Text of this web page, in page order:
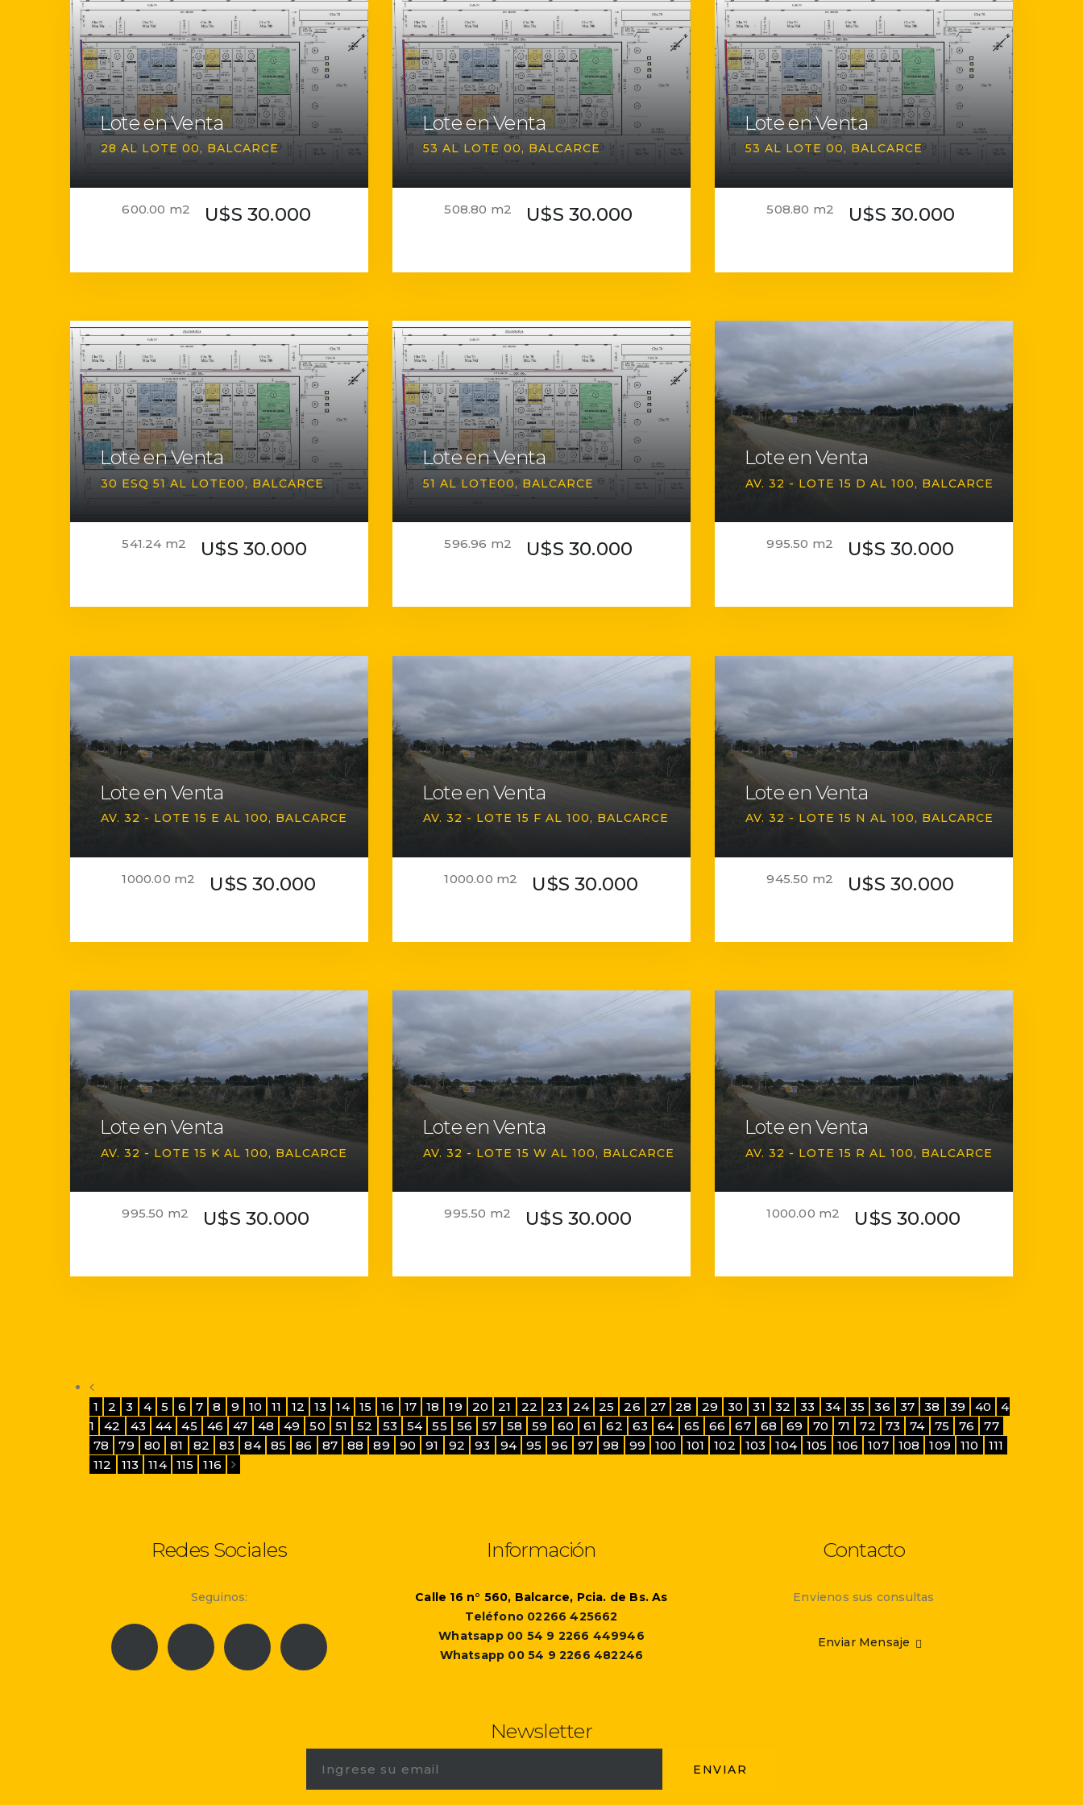
Lote en Venta
28 AL LOTE 00 BALCARCE
600.00 m2 U$S 30.000
Lote en Venta
53 AL LOTE 00 BALCARCE
508.80 m2 U$S 30.000
Lote en Venta
53 AL LOTE 00 BALCARCE
508.80 m2 U$S 30.000
Lote en Venta
30 ESQ 51 AL LOTE00 BALCARCE
541.24 m2 U$S 30.000
Lote en Venta
51 AL LOTE00 BALCARCE
596.96 m2 U$S 30.000
Lote en Venta
AV. 32 - LOTE 15 D AL 100 BALCARCE
995.50 m2 U$S 30.000
Lote en Venta
AV. 32 - LOTE 15 E AL 100 BALCARCE
1000.00 m2 U$S 30.000
Lote en Venta
AV. 32 - LOTE 15 F AL 100 BALCARCE
1000.00 m2 U$S 30.000
Lote en Venta
AV. 32 - LOTE 15 N AL 100 BALCARCE
945.50 m2 U$S 30.000
Lote en Venta
AV. 32 - LOTE 15 K AL 100 BALCARCE
995.50 m2 U$S 30.000
Lote en Venta
AV. 32 - LOTE 15 W AL 100 BALCARCE
995.50 m2 U$S 30.000
Lote en Venta
AV. 32 - LOTE 15 R AL 100 BALCARCE
1000.00 m2 U$S 30.000
1 2 3 4 5 6 7 8 9 10 11 12 13 14 15 16 17 18 19 20 21 22 23 24 25 26 27 28 29 30 31 32 33 34 35 36 37 38 39 40
4
1
42 43 44 45 46 47 48 49 50 51 52 53 54 55 56 57 58 59 60 61 62 63 64 65 66 67 68 69 70 71 72 73 74 75 76
77
78
79 80 81 82 83 84 85 86 87 88 89 90 91 92 93 94 95 96 97 98 99 100 101 102 103 104 105 106 107 108 109 110
111
112
113 114 115 116
Redes Sociales
Seguinos:
Información
Calle 16 n° 560, Balcarce, Pcia. de Bs. As
Teléfono 02266 425662
Whatsapp 00 54 9 2266 449946
Whatsapp 00 54 9 2266 482246
Contacto
Envienos sus consultas
Enviar Mensaje
Newsletter